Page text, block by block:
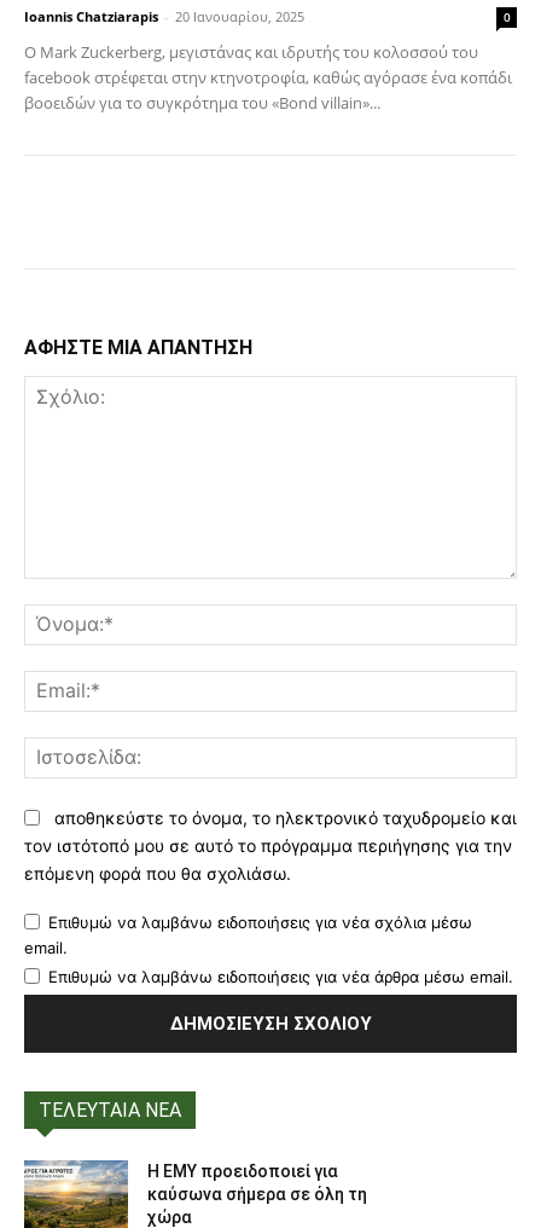
Ioannis Chatziarapis - 20 Ιανουαρίου, 2025 0
Ο Mark Zuckerberg, μεγιστάνας και ιδρυτής του κολοσσού του
facebook στρέφεται στην κτηνοτροφία, καθώς αγόρασε ένα κοπάδι
βοοειδών για το συγκρότημα του «Bond villain»...
ΑΦΗΣΤΕ ΜΙΑ ΑΠΑΝΤΗΣΗ
αποθηκεύστε το όνομα, το ηλεκτρονικό ταχυδρομείο και
τον ιστότοπό μου σε αυτό το πρόγραμμα περιήγησης για την
επόμενη φορά που θα σχολιάσω.
Επιθυμώ να λαμβάνω ειδοποιήσεις για νέα σχόλια μέσω
email.
Επιθυμώ να λαμβάνω ειδοποιήσεις για νέα άρθρα μέσω email.
ΤΕΛΕΥΤΑΙΑ ΝΕΑ
Η ΕΜΥ προειδοποιεί για
καύσωνα σήμερα σε όλη τη
χώρα